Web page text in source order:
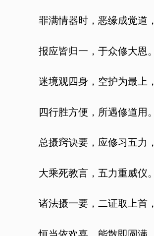
罪满情器时，恶缘成觉道，
报应皆归一，于众修大恩。
迷境观四身，空护为最上，
四行胜方便，所遇修道用。
总摄窍诀要，应修习五力，
大乘死教言，五力重威仪。
诸法摄一要，二证取上首，